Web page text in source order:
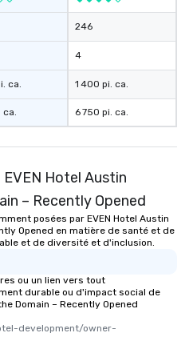
ca.
ca.
246
4
1 400 pi. ca.
6 750 pi. ca.
Hotel Austin
– Recently Opened
posées par EVEN Hotel Austin
Opened en matière de santé et de
et de diversité et d'inclusion.
ou un lien vers tout
durable ou d'impact social de
Domain – Recently Opened
development/owner-